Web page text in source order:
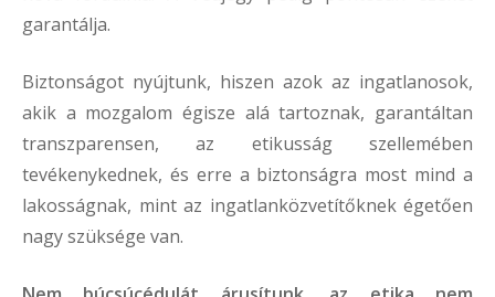
garantálja.
Biztonságot nyújtunk, hiszen azok az ingatlanosok,
akik a mozgalom égisze alá tartoznak, garantáltan
transzparensen, az etikusság szellemében
tevékenykednek, és erre a biztonságra most mind a
lakosságnak, mint az ingatlanközvetítőknek égetően
nagy szüksége van.